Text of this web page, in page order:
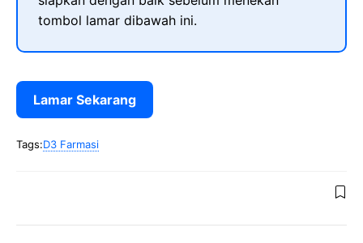
tombol lamar dibawah ini.
Lamar Sekarang
Tags:D3 Farmasi